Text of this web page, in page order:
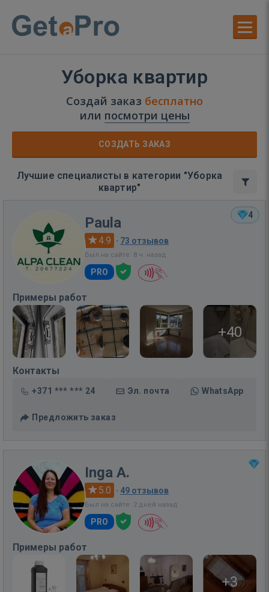
Уборка квартир
Создай заказ бесплатно
или посмотри цены
СОЗДАТЬ ЗАКАЗ
Лучшие специалисты в категории "Уборка
квартир"
4
Paula
4.9 · 73 отзывов
Был на сайте: 8 ч. назад
PRO
Примеры работ
+40
Контакты
+371 *** *** 24 Эл. почта WhatsApp
Предложить заказ
Inga A.
5.0 · 49 отзывов
Был на сайте: 2 дней назад
PRO
Примеры работ
+3